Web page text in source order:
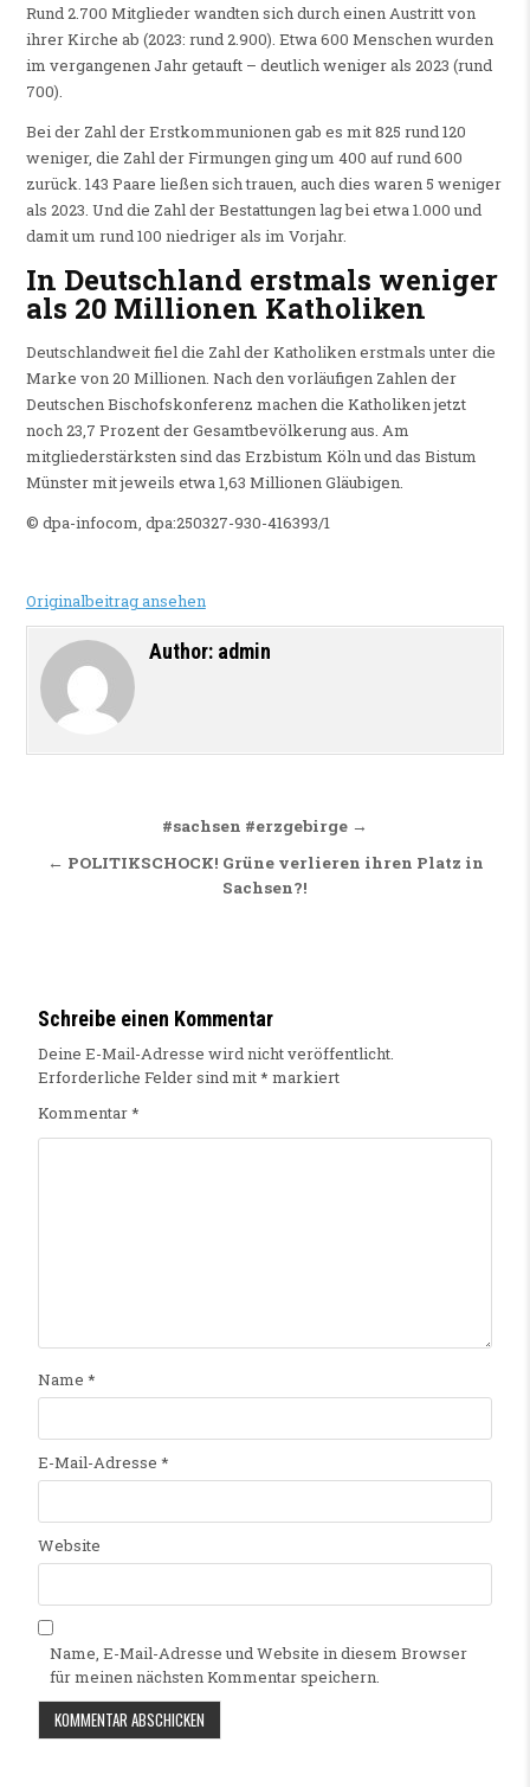
Rund 2.700 Mitglieder wandten sich durch einen Austritt von
ihrer Kirche ab (2023: rund 2.900). Etwa 600 Menschen wurden
im vergangenen Jahr getauft – deutlich weniger als 2023 (rund
700).
Bei der Zahl der Erstkommunionen gab es mit 825 rund 120
weniger, die Zahl der Firmungen ging um 400 auf rund 600
zurück. 143 Paare ließen sich trauen, auch dies waren 5 weniger
als 2023. Und die Zahl der Bestattungen lag bei etwa 1.000 und
damit um rund 100 niedriger als im Vorjahr.
In Deutschland erstmals weniger
als 20 Millionen Katholiken
Deutschlandweit fiel die Zahl der Katholiken erstmals unter die
Marke von 20 Millionen. Nach den vorläufigen Zahlen der
Deutschen Bischofskonferenz machen die Katholiken jetzt
noch 23,7 Prozent der Gesamtbevölkerung aus. Am
mitgliederstärksten sind das Erzbistum Köln und das Bistum
Münster mit jeweils etwa 1,63 Millionen Gläubigen.
© dpa-infocom, dpa:250327-930-416393/1
Originalbeitrag ansehen
Author: admin
Beitragsnavigation
#sachsen #erzgebirge →
← POLITIKSCHOCK! Grüne verlieren ihren Platz in
Sachsen?!
Schreibe einen Kommentar
Deine E-Mail-Adresse wird nicht veröffentlicht.
Erforderliche Felder sind mit* markiert
Kommentar*
Name *
E-Mail-Adresse *
Website
Name, E-Mail-Adresse und Website in diesem Browser
für meinen nächsten Kommentar speichern.